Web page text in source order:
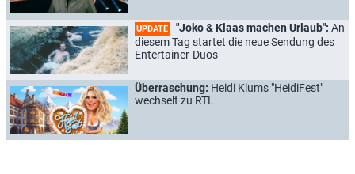
UPDATE "Joko & Klaas machen Urlaub": An
diesem Tag startet die neue Sendung des
Entertainer-Duos
Überraschung: Heidi Klums "HeidiFest"
wechselt zu RTL